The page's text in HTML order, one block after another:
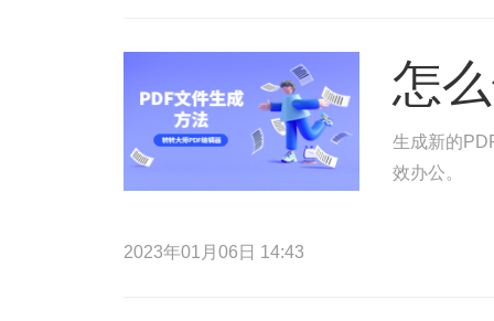
怎
生成新的
效办公。
2023年01月06日 14:43